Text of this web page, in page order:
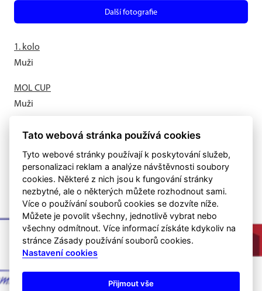
Další fotografie
1. kolo
Muži
MOL CUP
Muži
Letní příprava odstartovala
Tato webová stránka používá cookies
Tyto webové stránky používají k poskytování služeb,
personalizaci reklam a analýze návštěvnosti soubory
cookies. Některé z nich jsou k fungování stránky
nezbytné, ale o některých můžete rozhodnout sami.
Více o používání souborů cookies se dozvíte níže.
Můžete je povolit všechny, jednotlivě vybrat nebo
všechny odmítnout. Více informací získáte kdykoliv na
stránce Zásady používání souborů cookies.
Nastavení cookies
Přijmout vše